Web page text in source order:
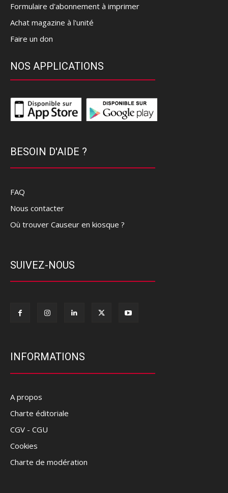
Formulaire d'abonnement à imprimer
Achat magazine à l'unité
Faire un don
NOS APPLICATIONS
BESOIN D'AIDE ?
FAQ
Nous contacter
Où trouver Causeur en kiosque ?
SUIVEZ-NOUS
INFORMATIONS
A propos
Charte éditoriale
CGV - CGU
Cookies
Charte de modération